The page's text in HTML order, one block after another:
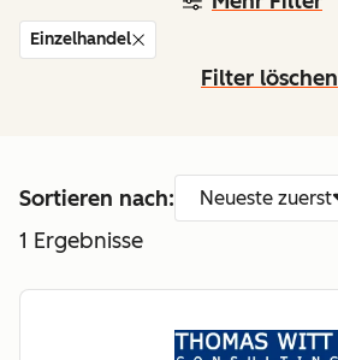
Einzelhandel
Filter löschen
Sortieren nach:
1 Ergebnisse